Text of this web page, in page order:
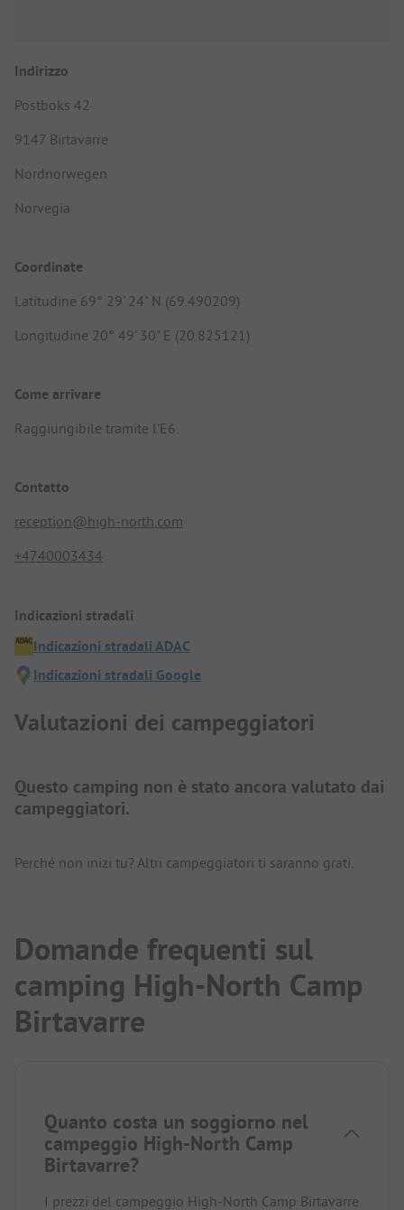
Indirizzo
Postboks 42
9147 Birtavarre
Nordnorwegen
Norvegia
Coordinate
Latitudine 69° 29' 24" N (69.490209)
Longitudine 20° 49' 30" E (20.825121)
Come arrivare
Raggiungibile tramite l'E6.
Contatto
reception@high-north.com
+4740003434
Indicazioni stradali
Indicazioni stradali ADAC
Indicazioni stradali Google
Valutazioni dei campeggiatori
Questo camping non è stato ancora valutato dai
campeggiatori.
Perché non inizi tu? Altri campeggiatori ti saranno grati.
Domande frequenti sul
camping High-North Camp
Birtavarre
Quanto costa un soggiorno nel
campeggio High-North Camp
Birtavarre?
I prezzi del campeggio High-North Camp Birtavarre